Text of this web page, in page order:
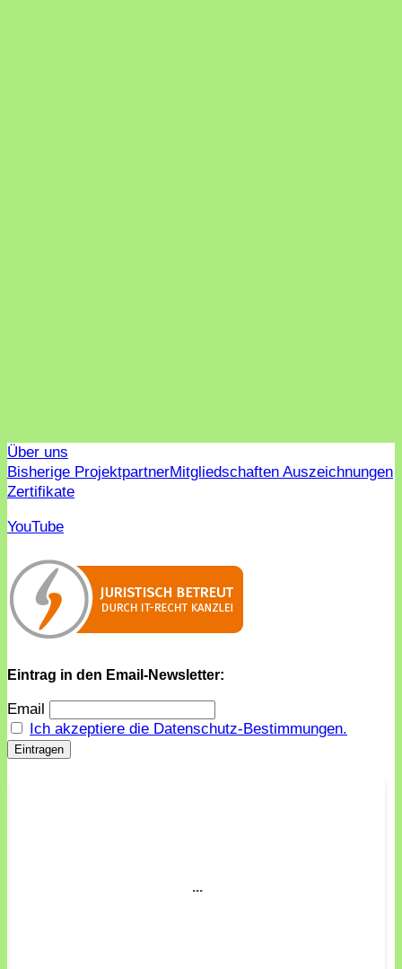
Über uns
Bisherige ProjektpartnerMitgliedschaften Auszeichnungen
Zertifikate
YouTube
Eintrag in den Email-Newsletter:
Email
Ich akzeptiere die Datenschutz-Bestimmungen.